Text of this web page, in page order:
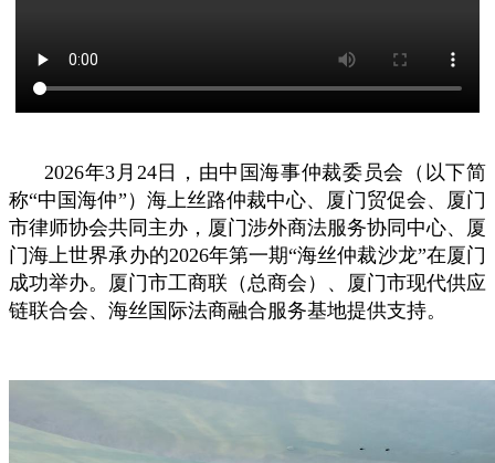
2026年3月24日，由中国海事仲裁委员会（以下简
称“中国海仲”）海上丝路仲裁中心、厦门贸促会、厦门
市律师协会共同主办，厦门涉外商法服务协同中心、厦
门海上世界承办的2026年第一期“海丝仲裁沙龙”在厦门
成功举办。厦门市工商联（总商会）、厦门市现代供应
链联合会、海丝国际法商融合服务基地提供支持。